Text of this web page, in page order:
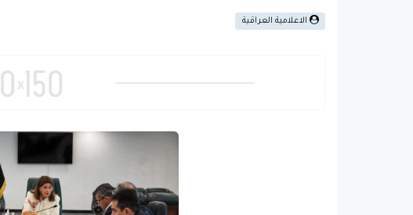
الاعلامية العراقية